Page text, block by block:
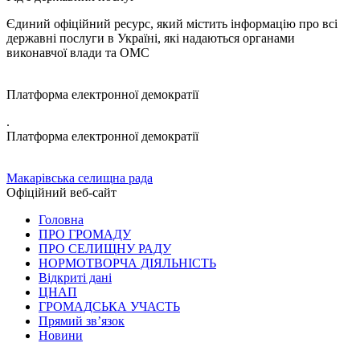
Єдиний офіційний ресурс, який містить інформацію про всі
державні послуги в Україні, які надаються органами
виконавчої влади та ОМС
Платформа електронної демократії
.
Платформа електронної демократії
Макарівська селищна рада
Офіційний веб-сайт
Головна
ПРО ГРОМАДУ
ПРО СЕЛИЩНУ РАДУ
НОРМОТВОРЧА ДІЯЛЬНІСТЬ
Відкриті дані
ЦНАП
ГРОМАДСЬКА УЧАСТЬ
Прямий зв’язок
Новини